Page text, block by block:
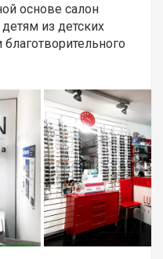
основе салон
из детских